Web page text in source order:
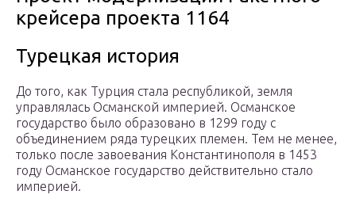
крейсера проекта 1164
Турецкая история
До того, как Турция стала республикой, земля
управлялась Османской империей. Османское
государство было образовано в 1299 году с
объединением ряда турецких племен. Тем не менее,
только после завоевания Константинополя в 1453
году Османское государство действительно стало
империей.